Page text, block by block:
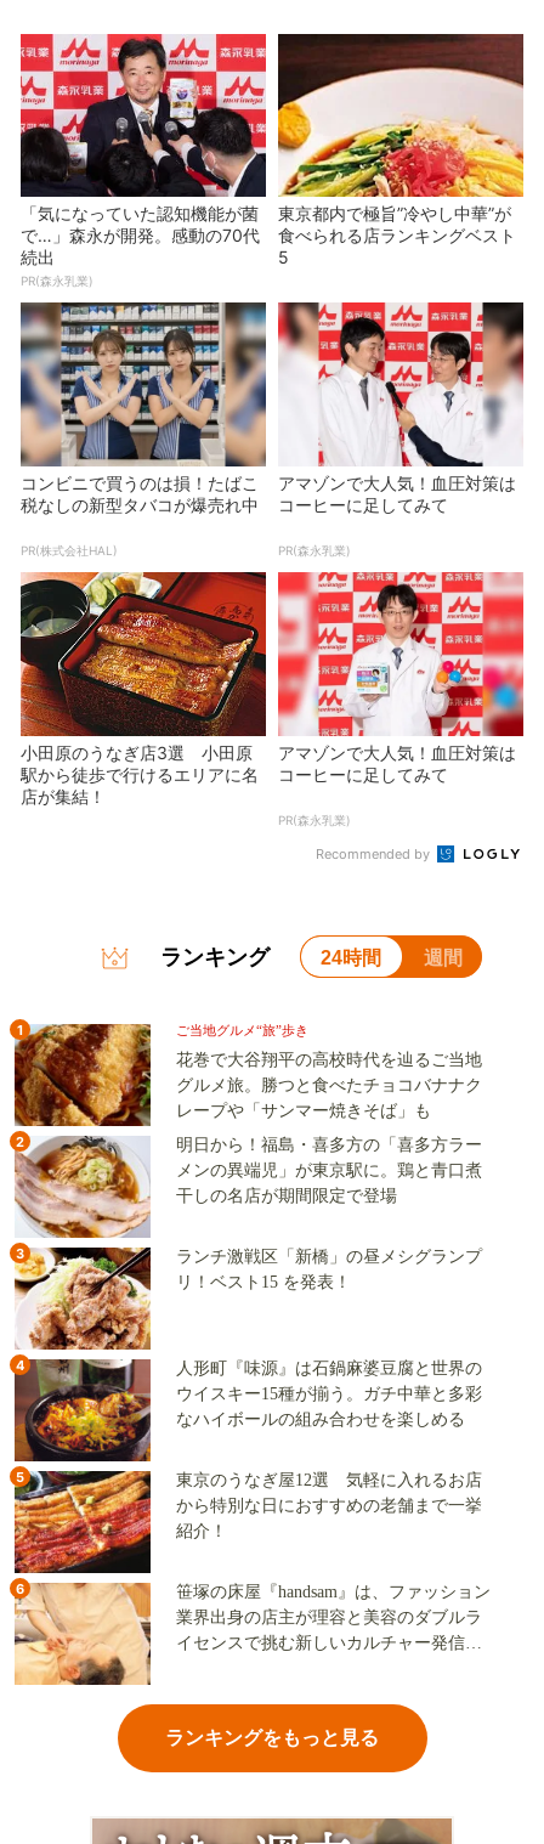
「気になっていた認知機能が菌
で…」森永が開発。感動の70代
続出
PR(森永乳業)
東京都内で極旨”冷やし中華”が
食べられる店ランキングベスト
5
コンビニで買うのは損！たばこ
税なしの新型タバコが爆売れ中
PR(株式会社HAL)
アマゾンで大人気！血圧対策は
コーヒーに足してみて
PR(森永乳業)
小田原のうなぎ店3選 小田原
駅から徒歩で行けるエリアに名
店が集結！
アマゾンで大人気！血圧対策は
コーヒーに足してみて
PR(森永乳業)
Recommended by
ランキング 24時間 週間
1 ご当地グルメ“旅”歩き
花巻で大谷翔平の高校時代を辿るご当地
グルメ旅。勝つと食べたチョコバナナク
レープや「サンマー焼きそば」も
2
明日から！福島・喜多方の「喜多方ラー
メンの異端児」が東京駅に。鶏と青口煮
干しの名店が期間限定で登場
3
ランチ激戦区「新橋」の昼メシグランプ
リ！ベスト15 を発表！
4
人形町『味源』は石鍋麻婆豆腐と世界の
ウイスキー15種が揃う。ガチ中華と多彩
なハイボールの組み合わせを楽しめる
5
東京のうなぎ屋12選 気軽に入れるお店
から特別な日におすすめの老舗まで一挙
紹介！
6
笹塚の床屋『handsam』は、ファッション
業界出身の店主が理容と美容のダブルラ
イセンスで挑む新しいカルチャー発信基
ランキングをもっと見る